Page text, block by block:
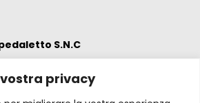
privacy
S.N.C
2,
Cesena